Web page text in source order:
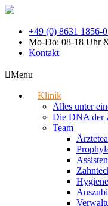
+49 (0) 8631 1856-0
Mo-Do: 08-18 Uhr
Kontakt
Menu
Klinik
Alles unter
Die DNA der
Team